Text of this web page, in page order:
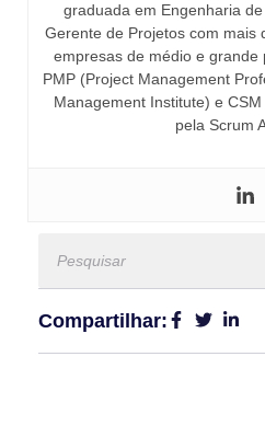
graduada em Engenharia de
Gerente de Projetos com mais
empresas de médio e grande
PMP (Project Management
Management Institute) e
pela Scrum
Compartilhar: